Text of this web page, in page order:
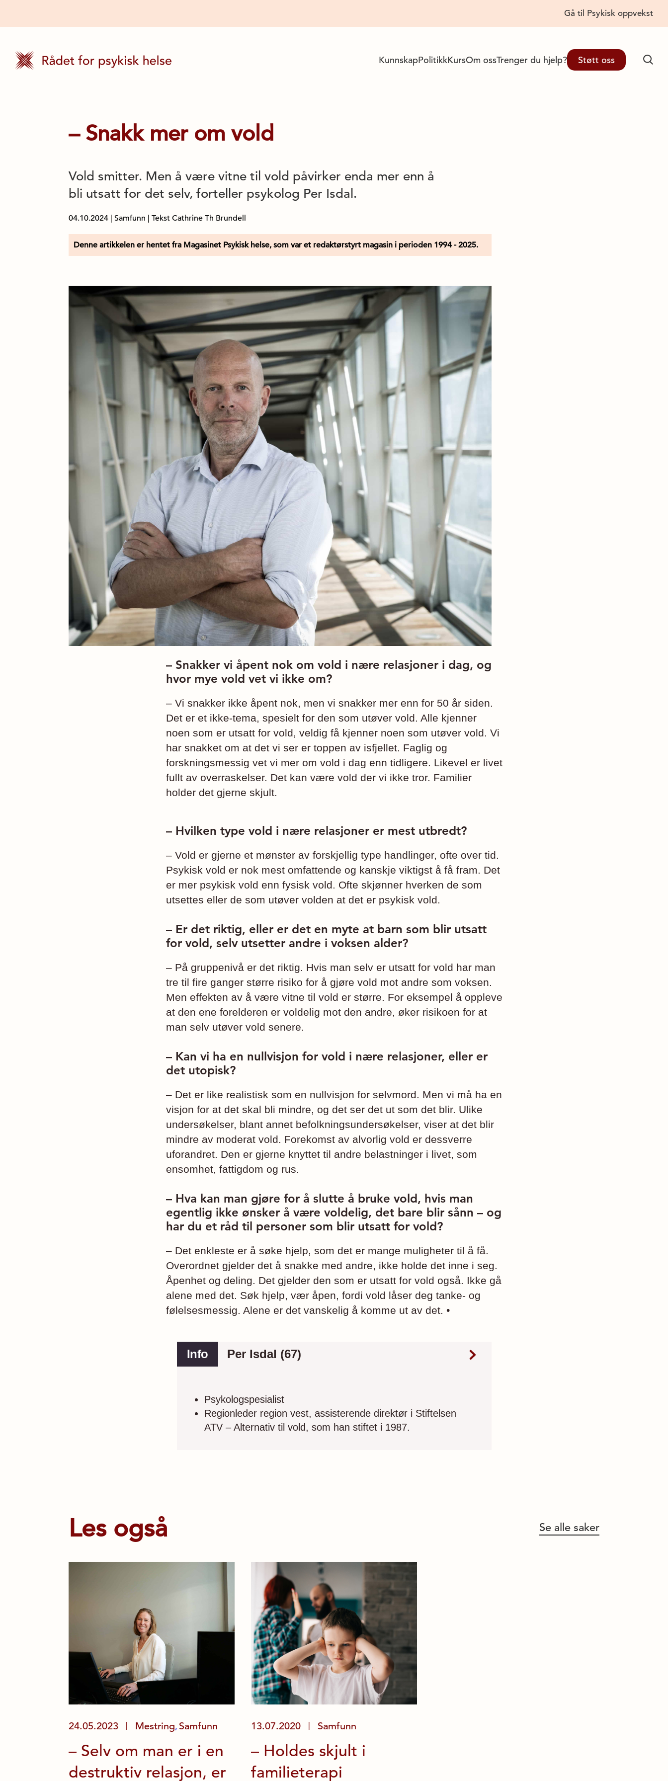
Gå til Psykisk oppvekst
KunnskapPolitikkKursOm ossTrenger du hjelp? Støtt oss
Lukk
– Snakk mer om vold
Vold smitter. Men å være vitne til vold påvirker enda mer enn å
bli utsatt for det selv, forteller psykolog Per Isdal.
04.10.2024 |Samfunn | Tekst Cathrine Th Brundell
Denne artikkelen er hentet fra Magasinet Psykisk helse, som var et redaktørstyrt magasin i perioden 1994 - 2025.
– Snakker vi åpent nok om vold i nære relasjoner i dag, og
hvor mye vold vet vi ikke om?
– Vi snakker ikke åpent nok, men vi snakker mer enn for 50 år siden.
Det er et ikke-tema, spesielt for den som utøver vold. Alle kjenner
noen som er utsatt for vold, veldig få kjenner noen som utøver vold. Vi
har snakket om at det vi ser er toppen av isfjellet. Faglig og
forskningsmessig vet vi mer om vold i dag enn tidligere. Likevel er livet
fullt av overraskelser. Det kan være vold der vi ikke tror. Familier
holder det gjerne skjult.
– Hvilken type vold i nære relasjoner er mest utbredt?
– Vold er gjerne et mønster av forskjellig type handlinger, ofte over tid.
Psykisk vold er nok mest omfattende og kanskje viktigst å få fram. Det
er mer psykisk vold enn fysisk vold. Ofte skjønner hverken de som
utsettes eller de som utøver volden at det er psykisk vold.
– Er det riktig, eller er det en myte at barn som blir utsatt
for vold, selv utsetter andre i voksen alder?
– På gruppenivå er det riktig. Hvis man selv er utsatt for vold har man
tre til fire ganger større risiko for å gjøre vold mot andre som voksen.
Men effekten av å være vitne til vold er større. For eksempel å oppleve
at den ene forelderen er voldelig mot den andre, øker risikoen for at
man selv utøver vold senere.
– Kan vi ha en nullvisjon for vold i nære relasjoner, eller er
det utopisk?
– Det er like realistisk som en nullvisjon for selvmord. Men vi må ha en
visjon for at det skal bli mindre, og det ser det ut som det blir. Ulike
undersøkelser, blant annet befolkningsundersøkelser, viser at det blir
mindre av moderat vold. Forekomst av alvorlig vold er dessverre
uforandret. Den er gjerne knyttet til andre belastninger i livet, som
ensomhet, fattigdom og rus.
– Hva kan man gjøre for å slutte å bruke vold, hvis man
egentlig ikke ønsker å være voldelig, det bare blir sånn – og
har du et råd til personer som blir utsatt for vold?
– Det enkleste er å søke hjelp, som det er mange muligheter til å få.
Overordnet gjelder det å snakke med andre, ikke holde det inne i seg.
Åpenhet og deling. Det gjelder den som er utsatt for vold også. Ikke gå
alene med det. Søk hjelp, vær åpen, fordi vold låser deg tanke- og
følelsesmessig. Alene er det vanskelig å komme ut av det. •
Info Per Isdal (67)
Psykologspesialist
Regionleder region vest, assisterende direktør i Stiftelsen
ATV – Alternativ til vold, som han stiftet i 1987.
Les også Se alle saker
24.05.2023 | Mestring,Samfunn
– Selv om man er i en
destruktiv relasjon, er
13.07.2020 | Samfunn
– Holdes skjult i
familieterapi